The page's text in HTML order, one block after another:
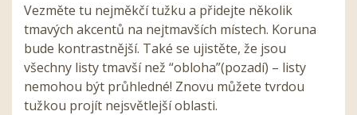
Vezměte tu nejměkčí tužku a přidejte několik
tmavých akcentů na nejtmavších místech. Koruna
bude kontrastnější. Také se ujistěte, že jsou
všechny listy tmavší než “obloha”(pozadí) – listy
nemohou být průhledné! Znovu můžete tvrdou
tužkou projít nejsvětlejší oblasti.